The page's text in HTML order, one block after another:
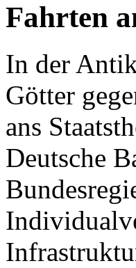
Fahrten
In der
Götter
ans
Deutsche